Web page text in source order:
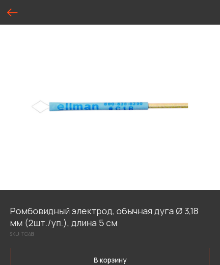
Ромбовидный электрод, обычная дуга Ø 3,18
мм (2шт./уп.), длина 5 см
SKU: ТС4В
В корзину